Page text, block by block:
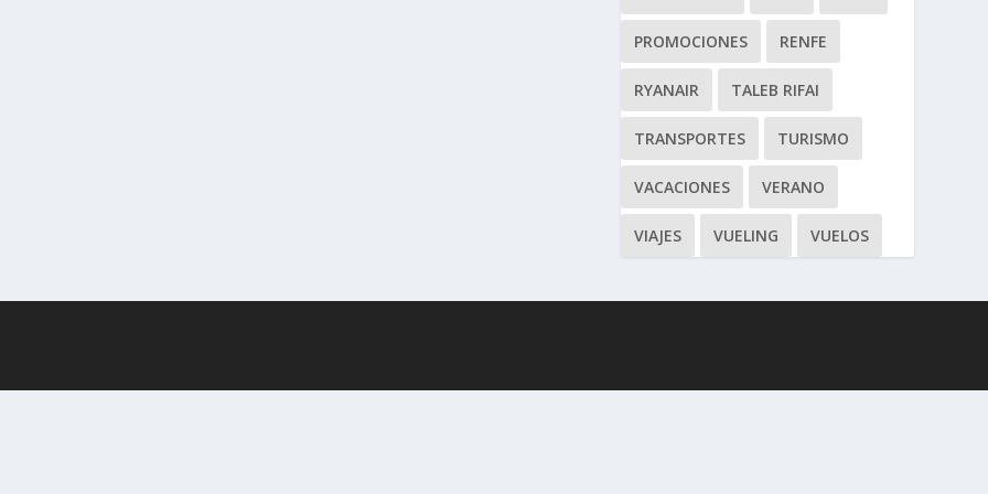
PROMOCIONES RENFE
RYANAIR TALEB RIFAI
TRANSPORTES TURISMO
VACACIONES VERANO
VIAJES VUELING VUELOS